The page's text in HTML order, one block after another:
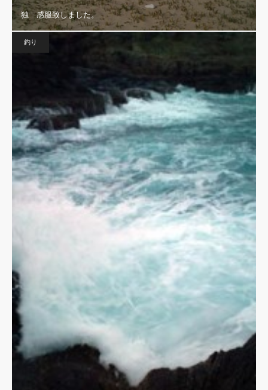
独 感服致しました。
釣り